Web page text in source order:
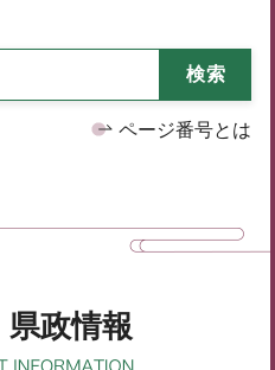
ページ番号とは
政情報